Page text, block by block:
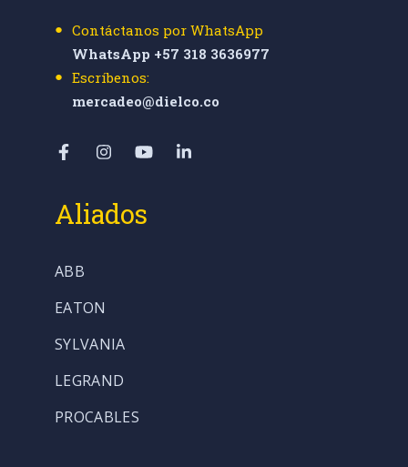
Contáctanos por WhatsApp
WhatsApp +57 318 3636977
Escríbenos:
mercadeo@dielco.co
Aliados
ABB
EATON
SYLVANIA
LEGRAND
PROCABLES